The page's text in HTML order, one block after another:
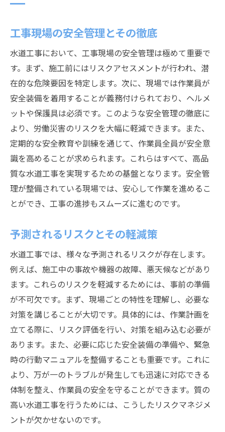
工事現場の安全管理とその徹底
水道工事において、工事現場の安全管理は極めて重要で
す。まず、施工前にはリスクアセスメントが行われ、潜
在的な危険要因を特定します。次に、現場では作業員が
安全装備を着用することが義務付けられており、ヘルメ
ットや保護具は必須です。このような安全管理の徹底に
より、労働災害のリスクを大幅に軽減できます。また、
定期的な安全教育や訓練を通じて、作業員全員が安全意
識を高めることが求められます。これらはすべて、高品
質な水道工事を実現するための基盤となります。安全管
理が整備されている現場では、安心して作業を進めるこ
とができ、工事の進捗もスムーズに進むのです。
予測されるリスクとその軽減策
水道工事では、様々な予測されるリスクが存在します。
例えば、施工中の事故や機器の故障、悪天候などがあり
ます。これらのリスクを軽減するためには、事前の準備
が不可欠です。まず、現場ごとの特性を理解し、必要な
対策を講じることが大切です。具体的には、作業計画を
立てる際に、リスク評価を行い、対策を組み込む必要が
あります。また、必要に応じた安全装備の準備や、緊急
時の行動マニュアルを整備することも重要です。これに
より、万が一のトラブルが発生しても迅速に対応できる
体制を整え、作業員の安全を守ることができます。質の
高い水道工事を行うためには、こうしたリスクマネジメ
ントが欠かせないのです。